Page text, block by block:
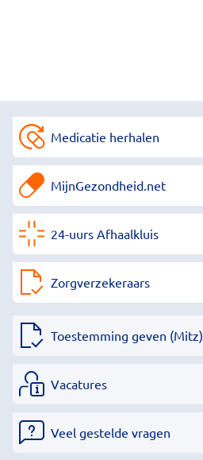
Medicatie herhalen
MijnGezondheid.net
24-uurs Afhaalkluis
Zorgverzekeraars
Toestemming geven (Mitz)
Vacatures
Veel gestelde vragen